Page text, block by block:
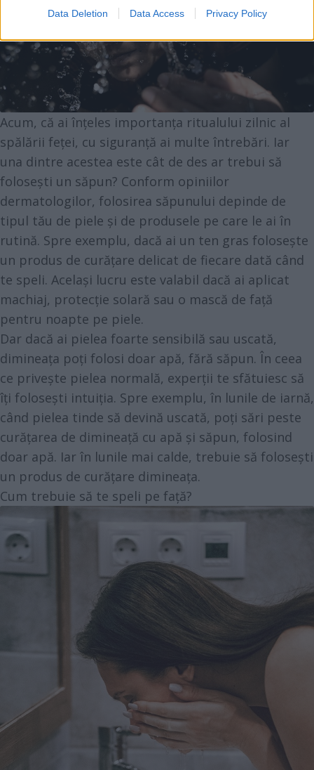
Data Deletion Data Access Privacy Policy
Acum, că ai înțeles importanța ritualului zilnic al
spălării feței, cu siguranță ai multe întrebări. Iar
una dintre acestea este cât de des ar trebui să
folosești un săpun? Conform opiniilor
dermatologilor, folosirea săpunului depinde de
tipul tău de piele și de produsele pe care le ai în
rutină. Spre exemplu, dacă ai un ten gras folosește
un produs de curățare delicat de fiecare dată când
te speli. Același lucru este valabil dacă ai aplicat
machiaj, protecție solară sau o mască de față
pentru noapte pe piele.
Dar dacă ai pielea foarte sensibilă sau uscată,
dimineața poți folosi doar apă, fără săpun. În ceea
ce privește pielea normală, experții te sfătuiesc să
îți folosești intuiția. Spre exemplu, în lunile de iarnă,
când pielea tinde să devină uscată, poți sări peste
curățarea de dimineață cu apă și săpun, folosind
doar apă. Iar în lunile mai calde, trebuie să folosești
un produs de curățare dimineața.
Cum trebuie să te speli pe față?